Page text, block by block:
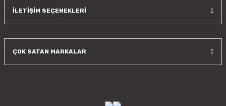
İLETİŞİM SEÇENEKLERİ
ÇOK SATAN MARKALAR